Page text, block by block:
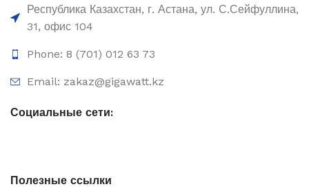
Республика Казахстан, г. Астана, ул. С.Сейфуллина,
31, офис 104
Phone: 8 (701) 012 63 73
Email: zakaz@gigawatt.kz
Социальные сети:
Полезные ссылки